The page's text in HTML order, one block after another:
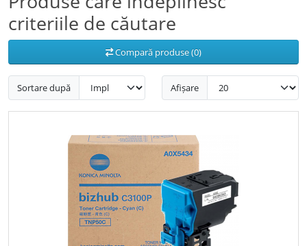
criteriile de căutare
Compară produse (0)
Sortare după Afișare